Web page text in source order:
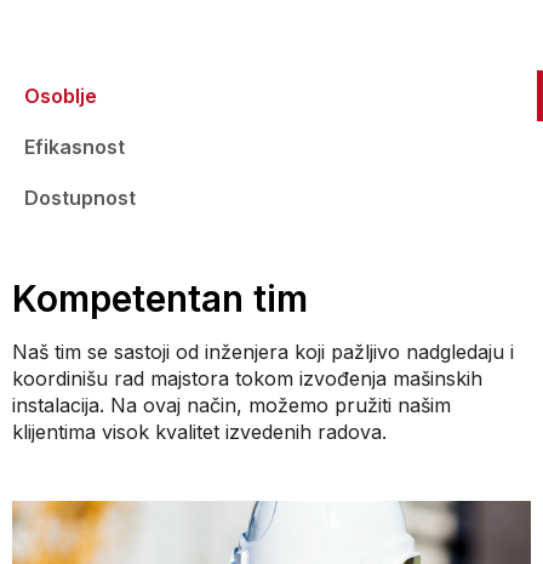
Osoblje
Efikasnost
Dostupnost
Kompetentan tim
Naš tim se sastoji od inženjera koji pažljivo nadgledaju i
koordinišu rad majstora tokom izvođenja mašinskih
instalacija. Na ovaj način, možemo pružiti našim
klijentima visok kvalitet izvedenih radova.